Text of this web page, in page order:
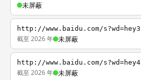
未屏蔽
http://www.baidu.com/s?wd=hey3
截至 2026 年 未屏蔽
http://www.baidu.com/s?wd=hey4
截至 2026 年 未屏蔽